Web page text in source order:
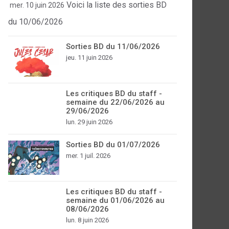
mer. 10 juin 2026 Voici la liste des sorties BD
du 10/06/2026
Sorties BD du 11/06/2026
jeu. 11 juin 2026
Les critiques BD du staff -
semaine du 22/06/2026 au
29/06/2026
lun. 29 juin 2026
Sorties BD du 01/07/2026
mer. 1 juil. 2026
Les critiques BD du staff -
semaine du 01/06/2026 au
08/06/2026
lun. 8 juin 2026